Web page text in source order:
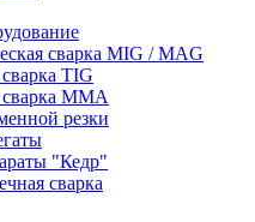
сварка MIG / MAG
TIG
сварка ММА
резки
"Кедр"
сварка